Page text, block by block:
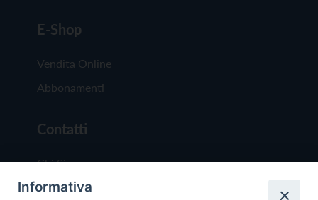
E-Shop
Vendita Online
Abbonamenti
Contatti
Chi Siamo
Redazione
Informativa